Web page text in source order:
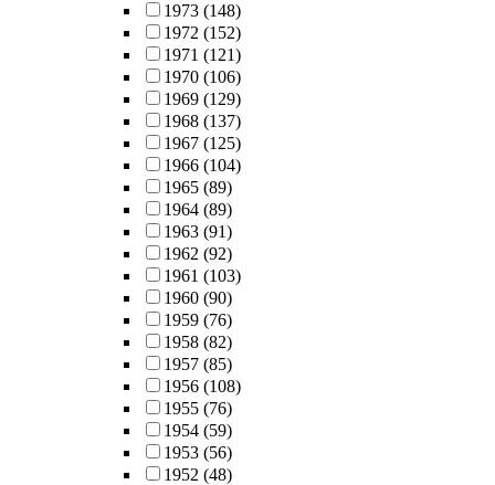
1973 (148)
1972 (152)
1971 (121)
1970 (106)
1969 (129)
1968 (137)
1967 (125)
1966 (104)
1965 (89)
1964 (89)
1963 (91)
1962 (92)
1961 (103)
1960 (90)
1959 (76)
1958 (82)
1957 (85)
1956 (108)
1955 (76)
1954 (59)
1953 (56)
1952 (48)